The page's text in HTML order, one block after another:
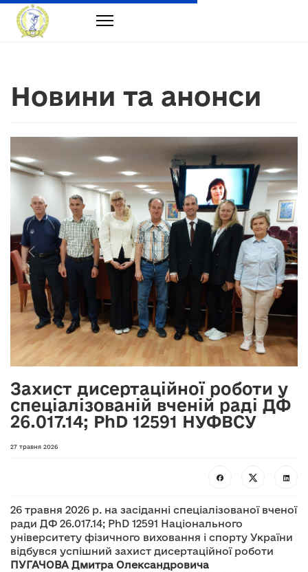
Новини та анонси
Previous Next
Захист дисертаційної роботи у
спеціалізованій вченій раді ДФ
26.017.14; PhD 12591 НУФВСУ
27 травня 2026
26 травня 2026 р. на засіданні спеціалізованої вченої
ради ДФ 26.017.14; PhD 12591 Національного
університету фізичного виховання і спорту України
відбувся успішний захист дисертаційної роботи
ПУГАЧОВА Дмитра Олександровича